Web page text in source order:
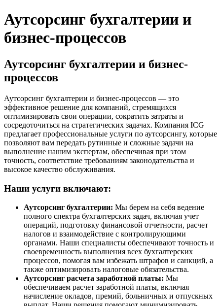
Аутсорсинг бухгалтерии и
бизнес-процессов
Аутсорсинг бухгалтерии и бизнес-
процессов
Аутсорсинг бухгалтерии и бизнес-процессов — это
эффективное решение для компаний, стремящихся
оптимизировать свои операции, сократить затраты и
сосредоточиться на стратегических задачах. Компания ICG
предлагает профессиональные услуги по аутсорсингу, которые
позволяют вам передать рутинные и сложные задачи на
выполнение нашим экспертам, обеспечивая при этом
точность, соответствие требованиям законодательства и
высокое качество обслуживания.
Наши услуги включают:
Аутсорсинг бухгалтерии: Мы берем на себя ведение
полного спектра бухгалтерских задач, включая учет
операций, подготовку финансовой отчетности, расчет
налогов и взаимодействие с контролирующими
органами. Наши специалисты обеспечивают точность и
своевременность выполнения всех бухгалтерских
процессов, помогая вам избежать штрафов и санкций, а
также оптимизировать налоговые обязательства.
Аутсорсинг расчета заработной платы: Мы
обеспечиваем расчет заработной платы, включая
начисление окладов, премий, больничных и отпускных